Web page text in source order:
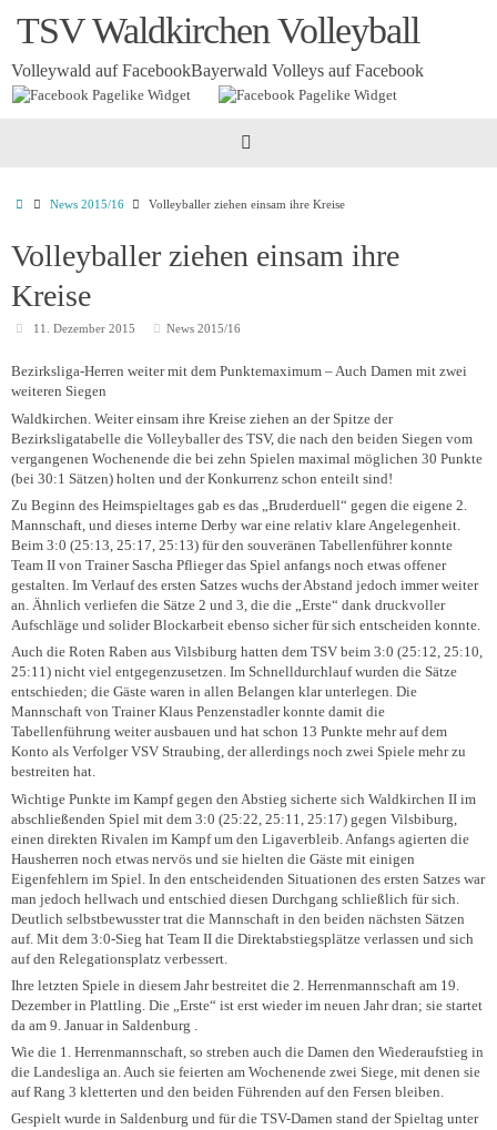
InhaltTSV Waldkirchen Volleyball
Volleywald auf FacebookBayerwald Volleys auf Facebook
Startseite
News 2015/16 Volleyballer ziehen einsam ihre Kreise
Volleyballer ziehen einsam ihre
Kreise
11. Dezember 2015 News 2015/16
Bezirksliga-Herren weiter mit dem Punktemaximum – Auch Damen mit zwei
weiteren Siegen
Waldkirchen. Weiter einsam ihre Kreise ziehen an der Spitze der
Bezirksligatabelle die Volleyballer des TSV, die nach den beiden Siegen vom
vergangenen Wochenende die bei zehn Spielen maximal möglichen 30 Punkte
(bei 30:1 Sätzen) holten und der Konkurrenz schon enteilt sind!
Zu Beginn des Heimspieltages gab es das „Bruderduell“ gegen die eigene 2.
Mannschaft, und dieses interne Derby war eine relativ klare Angelegenheit.
Beim 3:0 (25:13, 25:17, 25:13) für den souveränen Tabellenführer konnte
Team II von Trainer Sascha Pflieger das Spiel anfangs noch etwas offener
gestalten. Im Verlauf des ersten Satzes wuchs der Abstand jedoch immer weiter
an. Ähnlich verliefen die Sätze 2 und 3, die die „Erste“ dank druckvoller
Aufschläge und solider Blockarbeit ebenso sicher für sich entscheiden konnte.
Auch die Roten Raben aus Vilsbiburg hatten dem TSV beim 3:0 (25:12, 25:10,
25:11) nicht viel entgegenzusetzen. Im Schnelldurchlauf wurden die Sätze
entschieden; die Gäste waren in allen Belangen klar unterlegen. Die
Mannschaft von Trainer Klaus Penzenstadler konnte damit die
Tabellenführung weiter ausbauen und hat schon 13 Punkte mehr auf dem
Konto als Verfolger VSV Straubing, der allerdings noch zwei Spiele mehr zu
bestreiten hat.
Wichtige Punkte im Kampf gegen den Abstieg sicherte sich Waldkirchen II im
abschließenden Spiel mit dem 3:0 (25:22, 25:11, 25:17) gegen Vilsbiburg,
einen direkten Rivalen im Kampf um den Ligaverbleib. Anfangs agierten die
Hausherren noch etwas nervös und sie hielten die Gäste mit einigen
Eigenfehlern im Spiel. In den entscheidenden Situationen des ersten Satzes war
man jedoch hellwach und entschied diesen Durchgang schließlich für sich.
Deutlich selbstbewusster trat die Mannschaft in den beiden nächsten Sätzen
auf. Mit dem 3:0-Sieg hat Team II die Direktabstiegsplätze verlassen und sich
auf den Relegationsplatz verbessert.
Ihre letzten Spiele in diesem Jahr bestreitet die 2. Herrenmannschaft am 19.
Dezember in Plattling. Die „Erste“ ist erst wieder im neuen Jahr dran; sie startet
da am 9. Januar in Saldenburg .
Wie die 1. Herrenmannschaft, so streben auch die Damen den Wiederaufstieg in
die Landesliga an. Auch sie feierten am Wochenende zwei Siege, mit denen sie
auf Rang 3 kletterten und den beiden Führenden auf den Fersen bleiben.
Gespielt wurde in Saldenburg und für die TSV-Damen stand der Spieltag unter